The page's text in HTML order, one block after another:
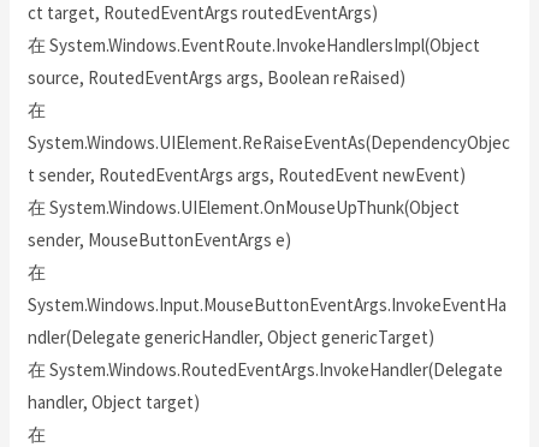
ct target, RoutedEventArgs routedEventArgs)
在 System.Windows.EventRoute.InvokeHandlersImpl(Object
source, RoutedEventArgs args, Boolean reRaised)
在
System.Windows.UIElement.ReRaiseEventAs(DependencyObjec
t sender, RoutedEventArgs args, RoutedEvent newEvent)
在 System.Windows.UIElement.OnMouseUpThunk(Object
sender, MouseButtonEventArgs e)
在
System.Windows.Input.MouseButtonEventArgs.InvokeEventHa
ndler(Delegate genericHandler, Object genericTarget)
在 System.Windows.RoutedEventArgs.InvokeHandler(Delegate
handler, Object target)
在